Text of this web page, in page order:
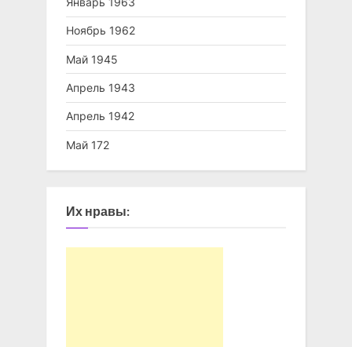
Ноябрь 1962
Май 1945
Апрель 1943
Апрель 1942
Май 172
Их нравы: